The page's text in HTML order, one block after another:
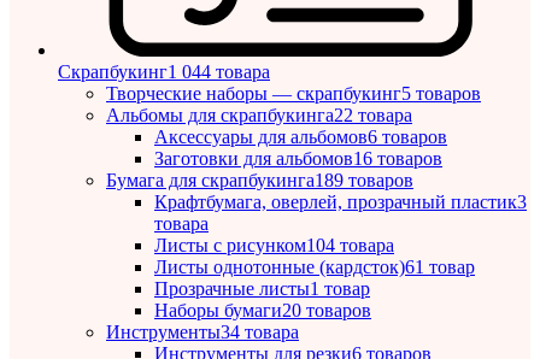
Скрапбукинг1 044 товара
Творческие наборы — скрапбукинг5 товаров
Альбомы для скрапбукинга22 товара
Аксессуары для альбомов6 товаров
Заготовки для альбомов16 товаров
Бумага для скрапбукинга189 товаров
Крафтбумага, оверлей, прозрачный пластик3
товара
Листы c рисунком104 товара
Листы однотонные (кардсток)61 товар
Прозрачные листы1 товар
Наборы бумаги20 товаров
Инструменты34 товара
Инструменты для резки6 товаров